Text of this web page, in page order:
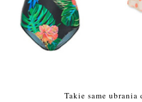
Takie same ubrania